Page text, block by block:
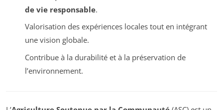
de vie responsable.
Valorisation des expériences locales tout en intégrant
une vision globale.
Contribue à la durabilité et à la préservation de
l’environnement.